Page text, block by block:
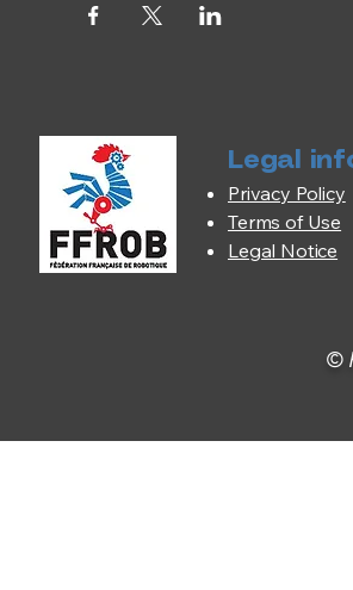
Legal
Privacy Policy
Terms of Use
Legal Notice
©